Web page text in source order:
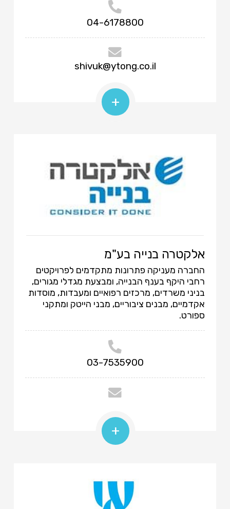
04-6178800
shivuk@ytong.co.il
+
אלקטרה בנייה בע"מ
החברה מעניקה פתרונות מתקדמים לפרויקטים
רחבי היקף בענף הבנייה, ומבצעת מגדלי מגורים,
בניני משרדים, מרכזים רפואיים ומעבדות, מוסדות
אקדמיים, מבנים ציבוריים, מבני הייטק ומתקני
ספורט.
03-7535900
+